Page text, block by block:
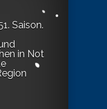
Saison.
in Not